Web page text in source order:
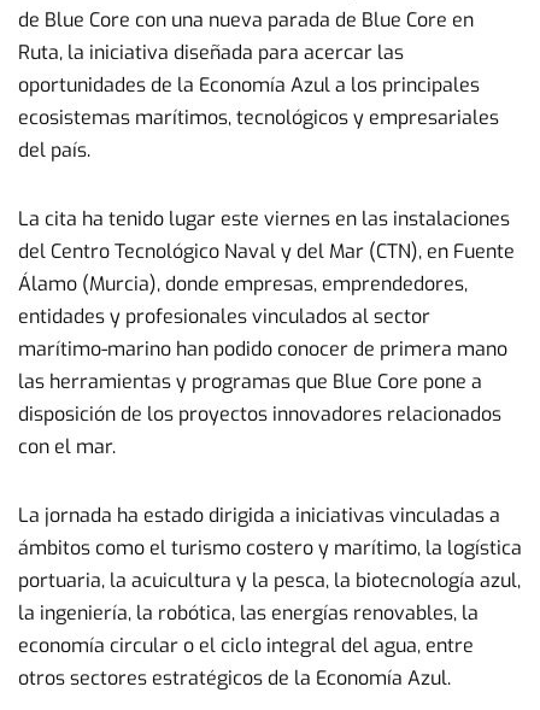
de Blue Core con una nueva parada de Blue Core en
Ruta, la iniciativa diseñada para acercar las
oportunidades de la Economía Azul a los principales
ecosistemas marítimos, tecnológicos y empresariales
del país.
La cita ha tenido lugar este viernes en las instalaciones
del Centro Tecnológico Naval y del Mar (CTN), en Fuente
Álamo (Murcia), donde empresas, emprendedores,
entidades y profesionales vinculados al sector
marítimo-marino han podido conocer de primera mano
las herramientas y programas que Blue Core pone a
disposición de los proyectos innovadores relacionados
con el mar.
La jornada ha estado dirigida a iniciativas vinculadas a
ámbitos como el turismo costero y marítimo, la logística
portuaria, la acuicultura y la pesca, la biotecnología azul,
la ingeniería, la robótica, las energías renovables, la
economía circular o el ciclo integral del agua, entre
otros sectores estratégicos de la Economía Azul.